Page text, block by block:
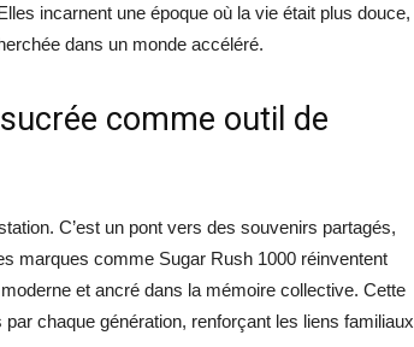
incarnent une époque où la vie était plus douce,
dans un monde accéléré.
comme outil de
C’est un pont vers des souvenirs partagés,
marques comme Sugar Rush 1000 réinventent
et ancré dans la mémoire collective. Cette
chaque génération, renforçant les liens familiaux